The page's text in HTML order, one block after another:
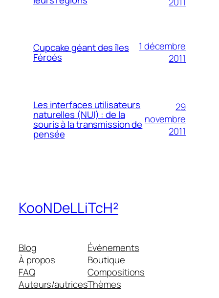
Cupcake géant des îles
Féroés
1 décembre
2011
Les interfaces utilisateurs
naturelles (NUI) : de la
souris à la transmission de
pensée
29
novembre
2011
KooNDeLLiTcH²
Blog
À propos
FAQ
Auteurs/autrices
Évènements
Boutique
Compositions
Thèmes